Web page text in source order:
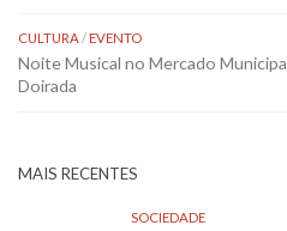
CULTURA/EVENTO
Noite Musical no Mercado
Doirada
MAIS RECENTES
SOCIEDADE